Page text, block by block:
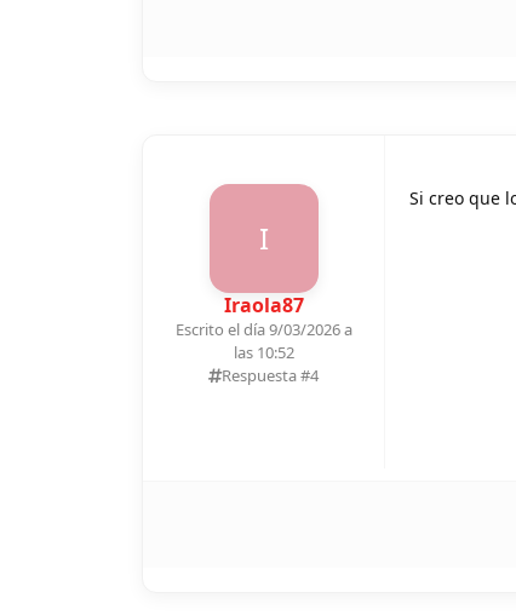
I
Iraola87
Escrito el día 9/03/2026 a
las 10:52
Respuesta #4
Si creo que